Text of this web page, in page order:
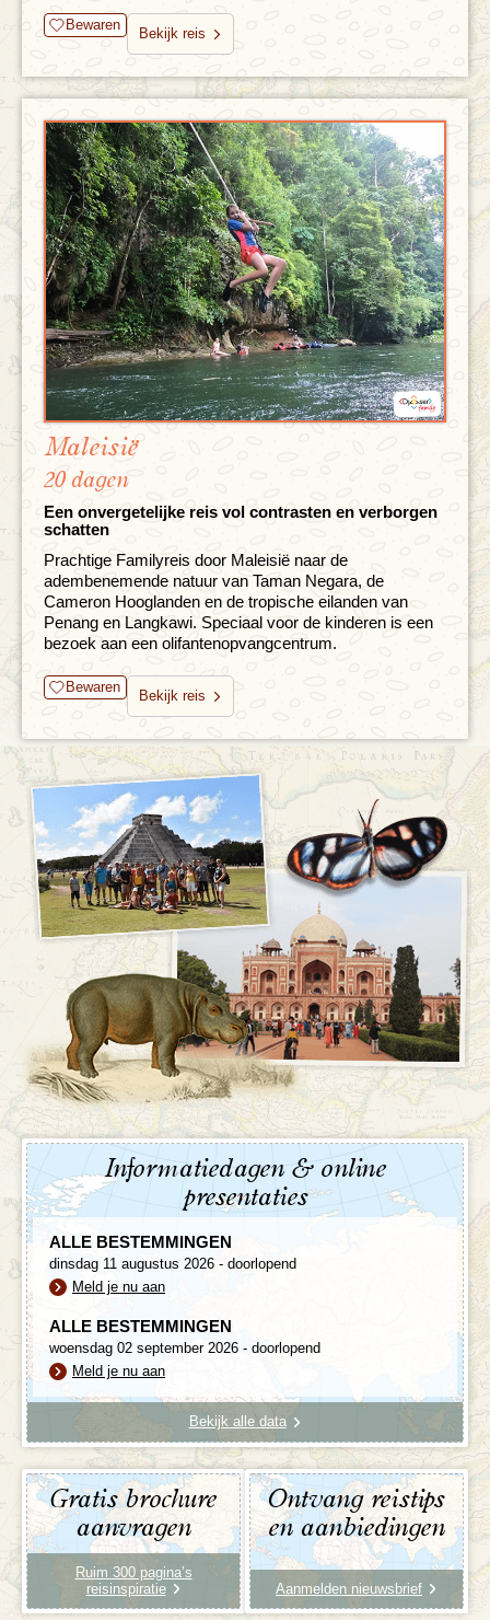
Bewaren
Bekijk reis
Maleisië
20 dagen
Een onvergetelijke reis vol contrasten en verborgen
schatten
Prachtige Familyreis door Maleisië naar de
adembenemende natuur van Taman Negara, de
Cameron Hooglanden en de tropische eilanden van
Penang en Langkawi. Speciaal voor de kinderen is een
bezoek aan een olifantenopvangcentrum.
Bewaren
Bekijk reis
Informatiedagen & online
presentaties
ALLE BESTEMMINGEN
dinsdag 11 augustus 2026 - doorlopend
Meld je nu aan
ALLE BESTEMMINGEN
woensdag 02 september 2026 - doorlopend
Meld je nu aan
Bekijk alle data
Gratis brochure
aanvragen
Ruim 300 pagina’s
reisinspiratie
Ontvang reistips
en aanbiedingen
Aanmelden nieuwsbrief